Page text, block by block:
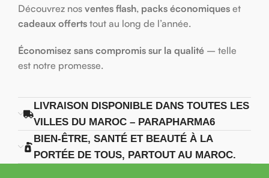
Découvrez nos ventes flash, packs économiques et
cadeaux offerts tout au long de l’année.
Économisez sans compromis sur la qualité – telle
est notre promesse.
LIVRAISON DISPONIBLE DANS TOUTES LES
VILLES DU MAROC – PARAPHARMA6
BIEN-ÊTRE, SANTÉ ET BEAUTÉ À LA
PORTÉE DE TOUS, PARTOUT AU MAROC.